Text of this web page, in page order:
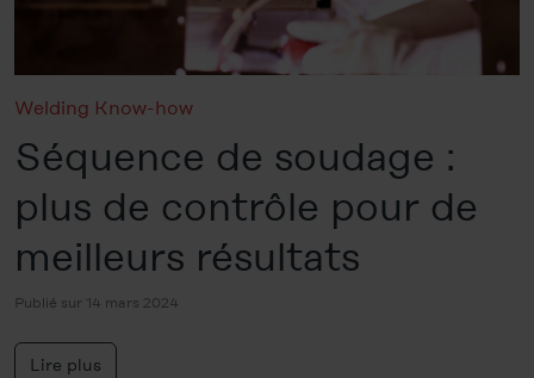
Welding Know-how
Séquence de soudage :
plus de contrôle pour de
meilleurs résultats
Publié sur 14 mars 2024
Lire plus